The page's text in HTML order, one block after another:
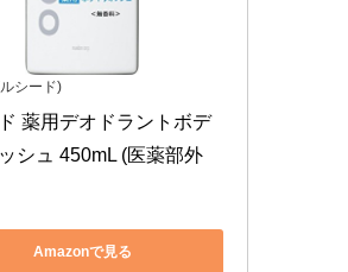
シード)
薬用デオドラントボデ
シュ 450mL (医薬部外
Amazonで見る